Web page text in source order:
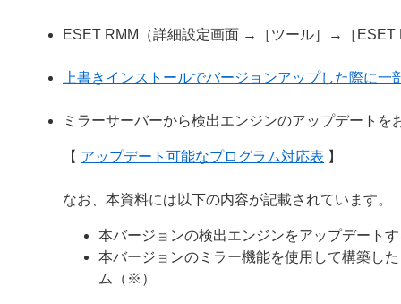
ESET RMM（詳細設定画面 →［ツール］→［ESET
上書きインストールでバージョンアップした際に一
ミラーサーバーから検出エンジンのアップデート
【 アップデート可能なプログラム対応表 】
なお、本資料には以下の内容が記載されています。
本バージョンの検出エンジンをアップデート
本バージョンのミラー機能を使用して構築し
ム（※）